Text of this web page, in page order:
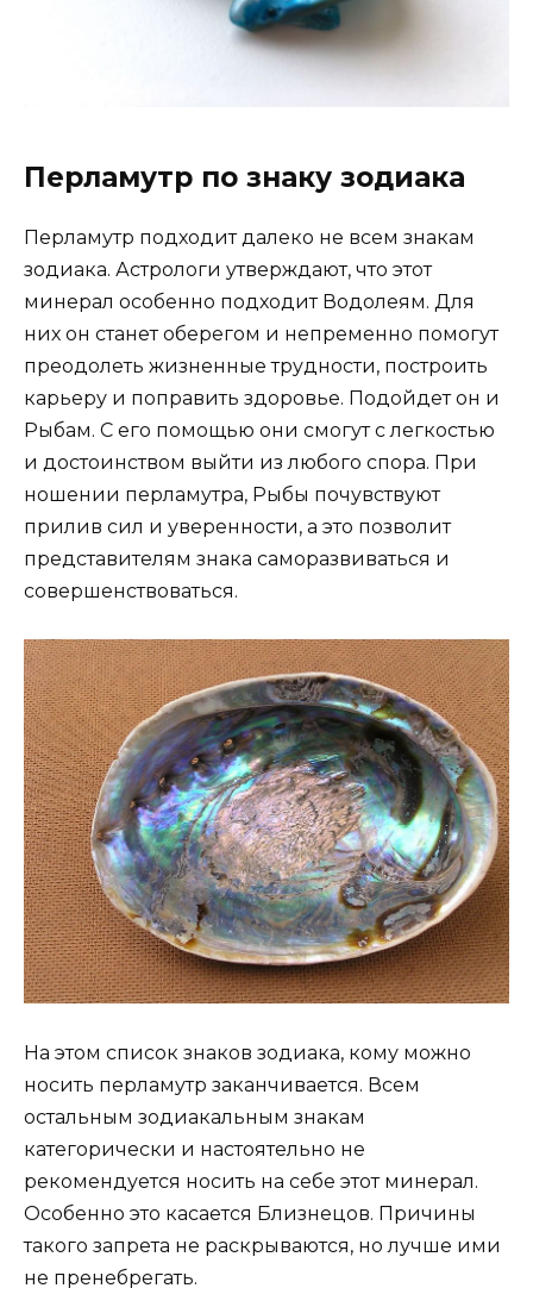
Перламутр по знаку зодиака
Перламутр подходит далеко не всем знакам
зодиака. Астрологи утверждают, что этот
минерал особенно подходит Водолеям. Для
них он станет оберегом и непременно помогут
преодолеть жизненные трудности, построить
карьеру и поправить здоровье. Подойдет он и
Рыбам. С его помощью они смогут с легкостью
и достоинством выйти из любого спора. При
ношении перламутра, Рыбы почувствуют
прилив сил и уверенности, а это позволит
представителям знака саморазвиваться и
совершенствоваться.
На этом список знаков зодиака, кому можно
носить перламутр заканчивается. Всем
остальным зодиакальным знакам
категорически и настоятельно не
рекомендуется носить на себе этот минерал.
Особенно это касается Близнецов. Причины
такого запрета не раскрываются, но лучше ими
не пренебрегать.